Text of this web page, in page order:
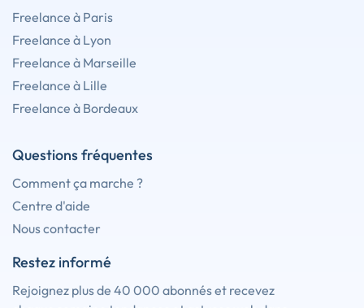
Freelance à Paris
Freelance à Lyon
Freelance à Marseille
Freelance à Lille
Freelance à Bordeaux
Questions fréquentes
Comment ça marche ?
Centre d'aide
Nous contacter
Restez informé
Rejoignez plus de 40 000 abonnés et recevez